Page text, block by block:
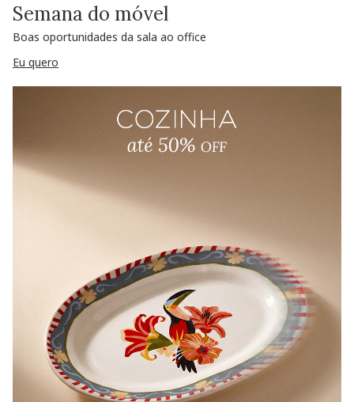
Semana do móvel
Boas oportunidades da sala ao office
Eu quero